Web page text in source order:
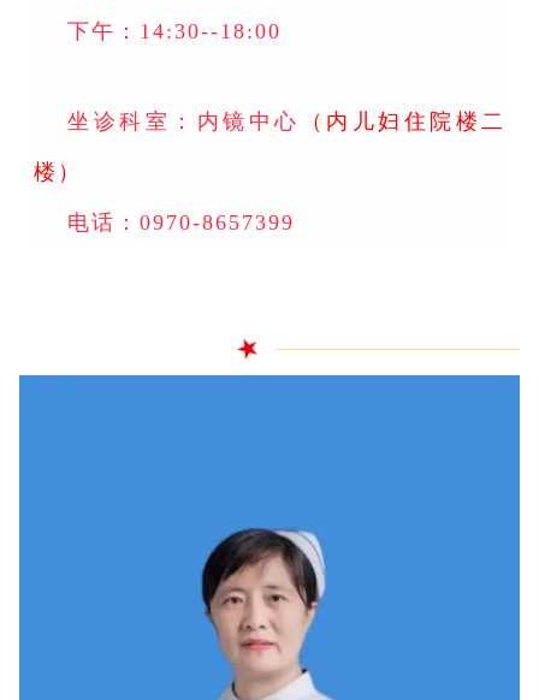
下午：14:30--18:00
坐诊科室：内镜中心 （内儿妇住院楼二
楼）
电话：0970-8657399